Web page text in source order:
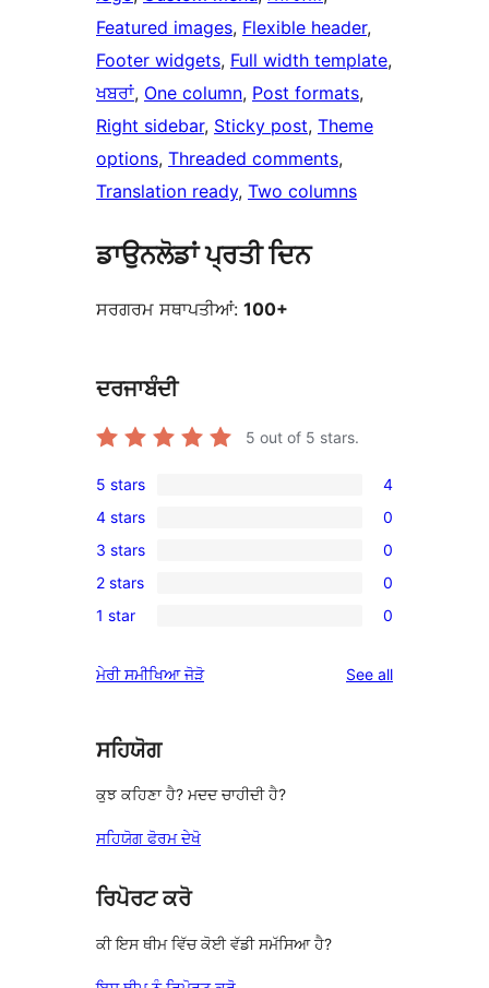
Featured images, Flexible header
Footer widgets, Full width template
ਖਬਰਾਂ, One column, Post formats
Right sidebar, Sticky post, Theme
options, Threaded comments
Translation ready, Two columns
ਡਾਉਨਲੋਡਾਂ ਪ੍ਰਤੀ ਦਿਨ
ਸਰਗਰਮ ਸਥਾਪਤੀਆਂ: 100+
ਦਰਜਾਬੰਦੀ
5 out of 5 stars.
4
5-
star
reviews
5 stars 4
0
4-
star
reviews
4 stars 0
0
3-
star
3 stars 0
0
2-
reviews
2 stars 0
0
star
1 star 0
ਮੇਰੀ ਸਮੀਖਿਆ ਜੋੜੋ See allreviews
ਸਹਿਯੋਗ
ਕੁਝ ਕਹਿਣਾ ਹੈ? ਮਦਦ ਚਾਹੀਦੀ ਹੈ?
ਸਹਿਯੋਗ ਫੋਰਮ ਦੇਖੋ
ਰਿਪੋਰਟ ਕਰੋ
ਕੀ ਇਸ ਥੀਮ ਵਿੱਚ ਕੋਈ ਵੱਡੀ ਸਮੱਸਿਆ ਹੈ?